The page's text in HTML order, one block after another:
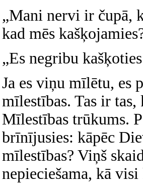
„Mani nervi ir čupā,
kad mēs
„Es negribu
Ja es viņu mīlētu, es
mīlestības. Tas ir tas,
Mīlestības trūkums.
brīnījusies: kāpēc
mīlestības? Viņš
nepieciešama, kā